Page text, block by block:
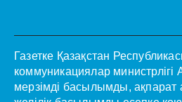
Газетке Қазақстан
коммуникациялар министрлігі
мерзімді басылымды, ақпарат